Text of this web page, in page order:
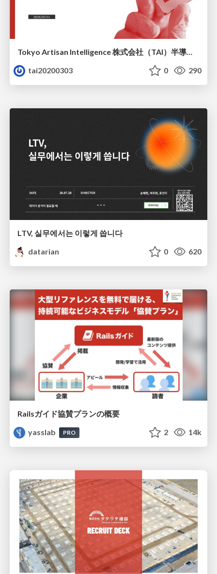
Tokyo Artisan Intelligence 株式会社（TAI）半導体戦略_最新版
tai20200303
0 290
LTV, 실무에서는 이렇게 씁니다
datarian
0 620
Railsガイド協賛プランの概要
yasslab
PRO 2 14k